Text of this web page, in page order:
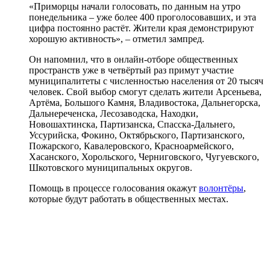
«Приморцы начали голосовать, по данным на утро
понедельника – уже более 400 проголосовавших, и эта
цифра постоянно растёт. Жители края демонстрируют
хорошую активность», – отметил зампред.
Он напомнил, что в онлайн-отборе общественных
пространств уже в четвёртый раз примут участие
муниципалитеты с численностью населения от 20 тысяч
человек. Свой выбор смогут сделать жители Арсеньева,
Артёма, Большого Камня, Владивостока, Дальнегорска,
Дальнереченска, Лесозаводска, Находки,
Новошахтинска, Партизанска, Спасска-Дальнего,
Уссурийска, Фокино, Октябрьского, Партизанского,
Пожарского, Кавалеровского, Красноармейского,
Хасанского, Хорольского, Черниговского, Чугуевского,
Шкотовского муниципальных округов.
Помощь в процессе голосования окажут волонтёры,
которые будут работать в общественных местах.